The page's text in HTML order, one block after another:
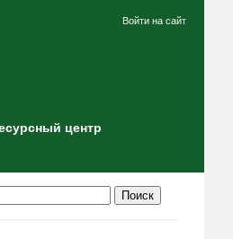
Войти на сайт
центр